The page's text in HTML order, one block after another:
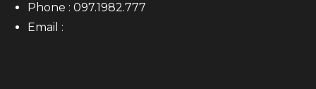
Phone : 097.1982.777
Email :